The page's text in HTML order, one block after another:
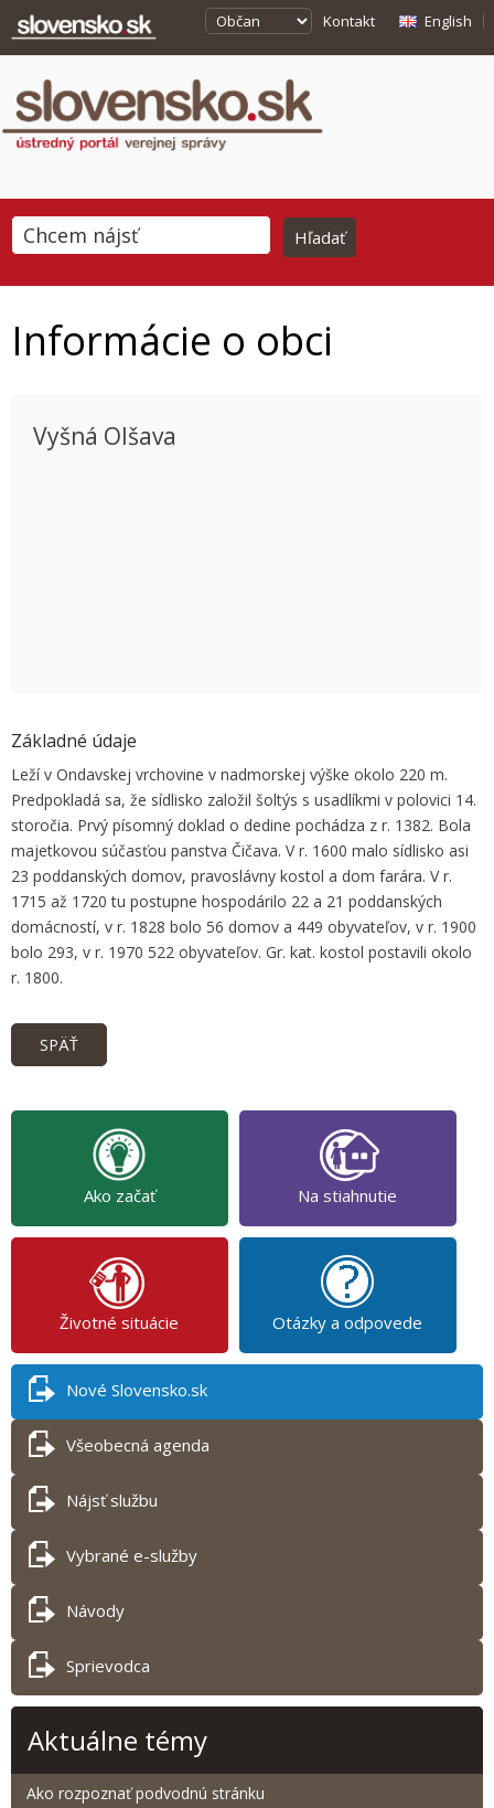
Kontakt English
Informácie o obci
Vyšná Olšava
Základné údaje
Leží v Ondavskej vrchovine v nadmorskej výške okolo 220 m.
Predpokladá sa, že sídlisko založil šoltýs s usadlíkmi v polovici 14.
storočia. Prvý písomný doklad o dedine pochádza z r. 1382. Bola
majetkovou súčasťou panstva Čičava. V r. 1600 malo sídlisko asi
23 poddanských domov, pravoslávny kostol a dom farára. V r.
1715 až 1720 tu postupne hospodárilo 22 a 21 poddanských
domácností, v r. 1828 bolo 56 domov a 449 obyvateľov, v r. 1900
bolo 293, v r. 1970 522 obyvateľov. Gr. kat. kostol postavili okolo
r. 1800.
SPÄŤ
Ako začať Na stiahnutie
Životné situácie Otázky a odpovede
Nové Slovensko.sk
Všeobecná agenda
Nájsť službu
Vybrané e-služby
Návody
Sprievodca
Aktuálne témy
Ako rozpoznať podvodnú stránku